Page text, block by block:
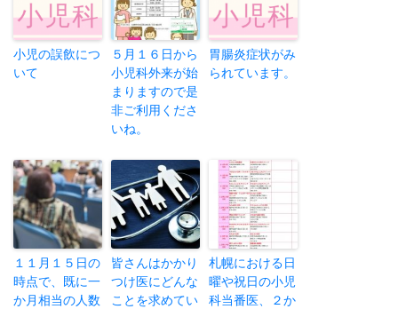
小児の誤飲につ
いて
５月１６日から
小児科外来が始
まりますので是
非ご利用くださ
いね。
胃腸炎症状がみ
られています。
１１月１５日の
時点で、既に一
か月相当の人数
皆さんはかかり
つけ医にどんな
ことを求めてい
札幌における日
曜や祝日の小児
科当番医、２か